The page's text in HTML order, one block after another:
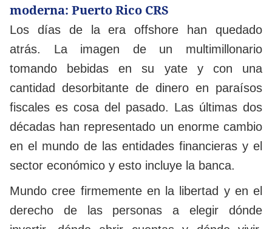
moderna: Puerto Rico CRS
Los días de la era offshore han quedado
atrás. La imagen de un multimillonario
tomando bebidas en su yate y con una
cantidad desorbitante de dinero en paraísos
fiscales es cosa del pasado. Las últimas dos
décadas han representado un enorme cambio
en el mundo de las entidades financieras y el
sector económico y esto incluye la banca.
Mundo cree firmemente en la libertad y en el
derecho de las personas a elegir dónde